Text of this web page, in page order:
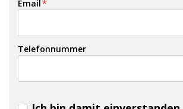
Email*
Telefonnummer